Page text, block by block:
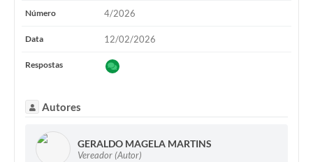
Número 4/2026
Data 12/02/2026
Respostas
Autores
GERALDO MAGELA MARTINS
Vereador (Autor)